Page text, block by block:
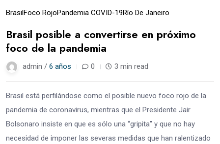
BrasilFoco RojoPandemia COVID-19Río De Janeiro
Brasil posible a convertirse en próximo
foco de la pandemia
admin / 6 años 0 3 min read
Brasil está perfilándose como el posible nuevo foco rojo de la
pandemia de coronavirus, mientras que el Presidente Jair
Bolsonaro insiste en que es sólo una “gripita” y que no hay
necesidad de imponer las severas medidas que han ralentizado